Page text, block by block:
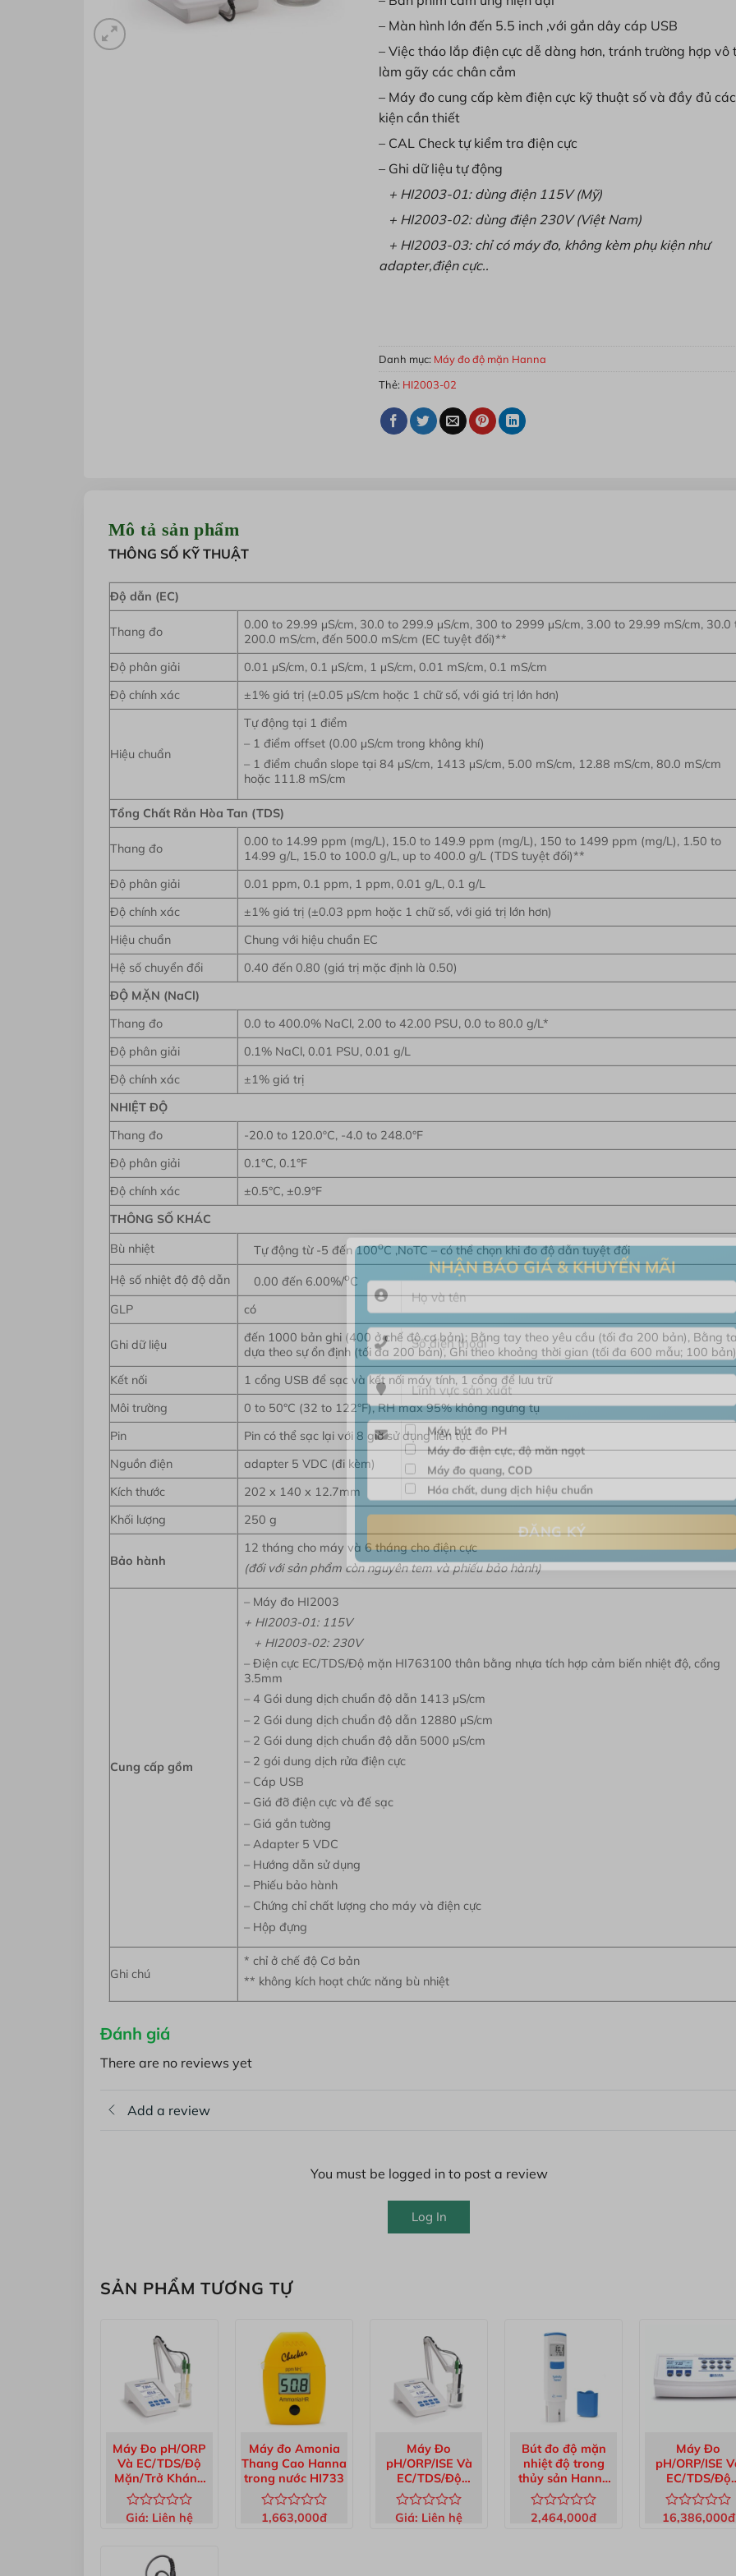
NHẬN BÁO GIÁ & KHUYẾN MÃI
Máy, bút đo PH
Máy đo điện cực, độ măn ngọt
Máy đo quang, COD
Hóa chất, dung dịch hiệu chuẩn
– Màn hình lớn đến 5.5 inch ,với gắn dây cáp USB
– Việc tháo lắp điện cực dễ dàng hơn, tránh trường hợp vô
làm gãy các chân cắm
– Máy đo cung cấp kèm điện cực kỹ thuật số và đầy đủ
kiện cần thiết
– CAL Check tự kiểm tra điện cực
– Ghi dữ liệu tự động
+ HI2003-01: dùng điện 115V (Mỹ)
+ HI2003-02: dùng điện 230V (Việt Nam)
+ HI2003-03: chỉ có máy đo, không kèm phụ kiện như
adapter,điện cực..
Danh mục: Máy đo độ mặn Hanna
Thẻ: HI2003-02
Mô tả sản phẩm
THÔNG SỐ KỸ THUẬT
Độ dẫn (EC)
Thang đo
0.00 to 29.99 μS/cm, 30.0 to 299.9 μS/cm, 300 to 2999 μS/cm, 3.00 to 29.99 mS/cm, 30.0
200.0 mS/cm, đến 500.0 mS/cm (EC tuyệt đối)**
Độ phân giải
0.01 μS/cm, 0.1 μS/cm, 1 μS/cm, 0.01 mS/cm, 0.1 mS/cm
Độ chính xác
±1% giá trị (±0.05 μS/cm hoặc 1 chữ số, với giá trị lớn hơn)
Hiệu chuẩn
Tự động tại 1 điểm
– 1 điểm offset (0.00 μS/cm trong không khí)
– 1 điểm chuẩn slope tại 84 μS/cm, 1413 μS/cm, 5.00 mS/cm, 12.88 mS/cm, 80.0 mS/cm
hoặc 111.8 mS/cm
Tổng Chất Rắn Hòa Tan (TDS)
Thang đo
0.00 to 14.99 ppm (mg/L), 15.0 to 149.9 ppm (mg/L), 150 to 1499 ppm (mg/L), 1.50 to
14.99 g/L, 15.0 to 100.0 g/L, up to 400.0 g/L (TDS tuyệt đối)**
Độ phân giải
0.01 ppm, 0.1 ppm, 1 ppm, 0.01 g/L, 0.1 g/L
Độ chính xác
±1% giá trị (±0.03 ppm hoặc 1 chữ số, với giá trị lớn hơn)
Hiệu chuẩn
Chung với hiệu chuẩn EC
Hệ số chuyển đổi
0.40 đến 0.80 (giá trị mặc định là 0.50)
ĐỘ MẶN (NaCl)
Thang đo
0.0 to 400.0% NaCl, 2.00 to 42.00 PSU, 0.0 to 80.0 g/L*
Độ phân giải
0.1% NaCl, 0.01 PSU, 0.01 g/L
Độ chính xác
±1% giá trị
NHIỆT ĐỘ
Thang đo
-20.0 to 120.0ºC, -4.0 to 248.0°F
Độ phân giải
0.1°C, 0.1°F
Độ chính xác
±0.5°C, ±0.9°F
THÔNG SỐ KHÁC
Bù nhiệt
Tự động từ -5 đến 100oC ,NoTC – có thể chọn khi đo độ dẫn tuyệt đối
Hệ số nhiệt độ độ dẫn 0.00 đến 6.00%/oC
GLP
có
Ghi dữ liệu
đến 1000 bản ghi (400 ở chế độ cơ bản): Bằng tay theo yêu cầu (tối đa 200 bản), Bằng
dựa theo sự ổn định (tối đa 200 bản), Ghi theo khoảng thời gian (tối đa 600 mẫu; 100 bản)
Kết nối
1 cổng USB để sạc và kết nối máy tính, 1 cổng để lưu trữ
Môi trường
0 to 50°C (32 to 122°F), RH max 95% không ngưng tụ
Pin
Pin có thể sạc lại với 8 giờ sử dụng liên tục
Nguồn điện
adapter 5 VDC (đi kèm)
Kích thước
202 x 140 x 12.7mm
Khối lượng
250 g
Bảo hành
12 tháng cho máy và 6 tháng cho điện cực
(đối với sản phẩm còn nguyên tem và phiếu bảo hành)
Cung cấp gồm
– Máy đo HI2003
+ HI2003-01: 115V
+ HI2003-02: 230V
– Điện cực EC/TDS/Độ mặn HI763100 thân bằng nhựa tích hợp cảm biến nhiệt độ, cổng
3.5mm
– 4 Gói dung dịch chuẩn độ dẫn 1413 μS/cm
– 2 Gói dung dịch chuẩn độ dẫn 12880 μS/cm
– 2 Gói dung dịch chuẩn độ dẫn 5000 μS/cm
– 2 gói dung dịch rửa điện cực
– Cáp USB
– Giá đỡ điện cực và đế sạc
– Giá gắn tường
– Adapter 5 VDC
– Hướng dẫn sử dụng
– Phiếu bảo hành
– Chứng chỉ chất lượng cho máy và điện cực
– Hộp đựng
Ghi chú
* chỉ ở chế độ Cơ bản
** không kích hoạt chức năng bù nhiệt
Đánh giá
There are no reviews yet
Add a review
You must be logged in to post a review
Log In
SẢN PHẨM TƯƠNG TỰ
Máy Đo pH/ORP
Và EC/TDS/Độ
Mặn/Trở Kháng
Để Bàn HI5521-02
Được
Giá: Liên hệ
Máy đo Amonia
Thang Cao Hanna
trong nước HI733
Được
1,663,000đ
Máy Đo
pH/ORP/ISE Và
EC/TDS/Độ
Mặn/Trở Kháng
Để Bàn HI5522-02
Được
Giá: Liên hệ
Bút đo độ mặn
nhiệt độ trong
thủy sản Hanna
HI98319
Được
2,464,000đ
Máy Đo
pH/ORP/ISE
EC/TDS/Độ
Mặn/Trở Kháng
Để Bàn 2 Kênh
Không Kèm
Được
16,386,000đ